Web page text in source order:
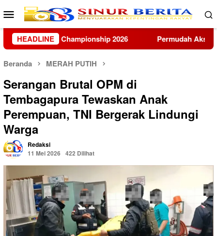
Loncat
ke
konten
Menu
Mobile
HEADLINE
Permudah Akses Informasi Wilayah, Mahasiswa KUKERTA
Beranda MERAH PUTIH
Serangan Brutal OPM di
Tembagapura Tewaskan Anak
Perempuan, TNI Bergerak Lindungi
Warga
Redaksi
11 Mei 2026
422 Dilihat